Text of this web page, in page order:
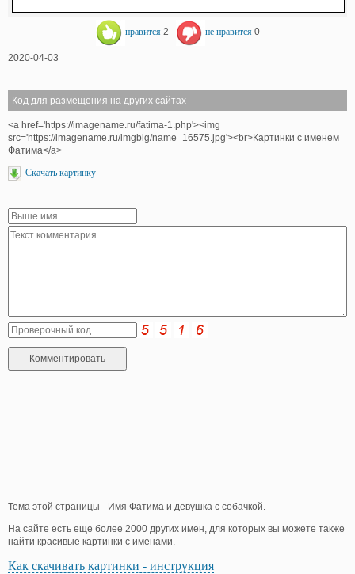
нравится 2 не нравится 0
2020-04-03
Код для размещения на других сайтах
<a href='https://imagename.ru/fatima-1.php'><img
src='https://imagename.ru/imgbig/name_16575.jpg'><br>Картинки с именем
Фатима</a>
Скачать картинку
Тема этой страницы - Имя Фатима и девушка с собачкой.
На сайте есть еще более 2000 других имен, для которых вы можете также
найти красивые картинки с именами.
Как скачивать картинки - инструкция